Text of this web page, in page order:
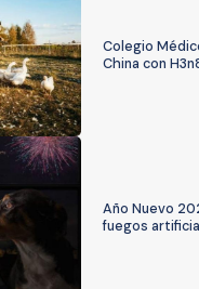
Colegio
China con
Año Nuevo
fuegos